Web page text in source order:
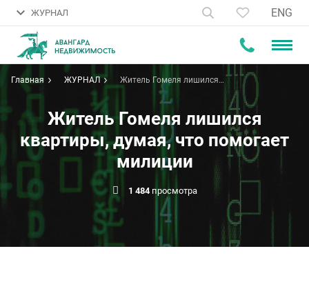
ЖУРНАЛ ENG
Главная ЖУРНАЛ
Житель Гомеля лишился
квартиры, думая, что помогает
Житель Гомеля лишился
квартиры, думая, что помогает
милиции
1 484просмотра